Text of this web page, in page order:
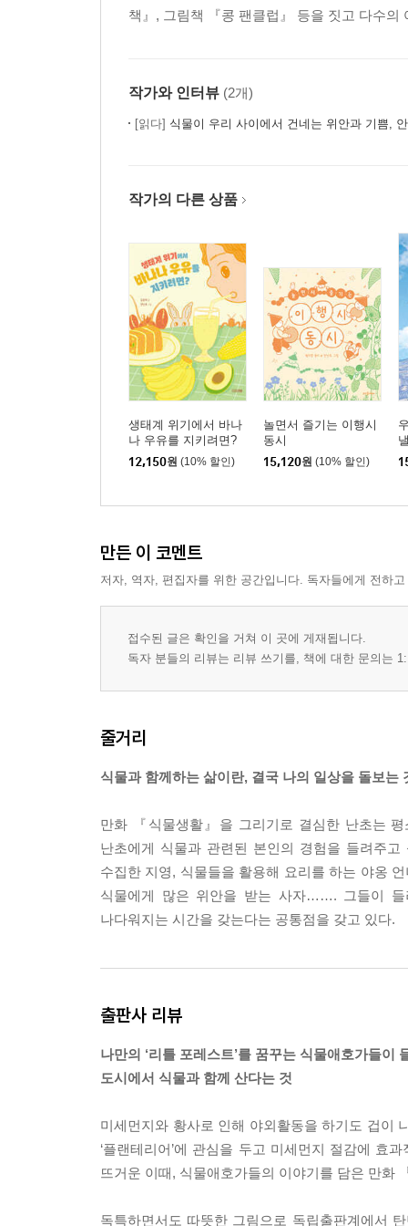
책』, 그림책 『콩 팬클럽』 등을 짓고 다수의
작가와 인터뷰 (2개)
[읽다] 식물이 우리 사이에서 건네는 위안과 기쁨,
작가의 다른 상품
생태계 위기에서 바나
나 우유를 지키려면?
12,150원 (10% 할인)
놀면서 즐기는 이행시
동시
15,120원 (10% 할인)
만든 이 코멘트
저자, 역자, 편집자를 위한 공간입니다. 독자들에게 전하
접수된 글은 확인을 거쳐 이 곳에 게재됩니다.
독자 분들의 리뷰는 리뷰 쓰기를, 책에 대한 문의는
줄거리
식물과 함께하는 삶이란, 결국 나의 일상을 돌보는
만화 『식물생활』을 그리기로 결심한 난초는
난초에게 식물과 관련된 본인의 경험을 들려주
수집한 지영, 식물들을 활용해 요리를 하는 야옹
식물에게 많은 위안을 받는 사자……. 그들이 들
나다워지는 시간을 갖는다는 공통점을 갖고 있다.
출판사 리뷰
나만의 ‘리틀 포레스트’를 꿈꾸는 식물애호가들이
도시에서 식물과 함께 산다는 것
미세먼지와 황사로 인해 야외활동을 하기도 겁이
‘플랜테리어’에 관심을 두고 미세먼지 절감에 효
뜨거운 이때, 식물애호가들의 이야기를 담은 만화
독특하면서도 따뜻한 그림으로 독립출판계에서